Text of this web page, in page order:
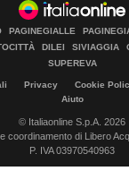
PAGINEGIALLE
DILEI SIVIAGGIA
SUPEREVA
Privacy Cookie
Aiuto
© Italiaonline S.p.A. 2026
coordinamento di Libero
P. IVA 03970540963